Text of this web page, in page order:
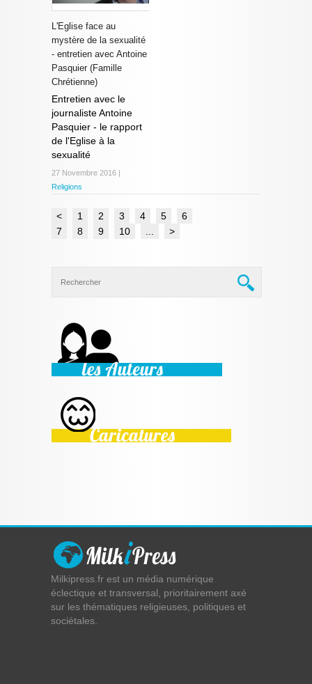
L'Eglise face au
mystère de la sexualité
- entretien avec Antoine
Pasquier (Famille
Chrétienne)
Entretien avec le
journaliste Antoine
Pasquier - le rapport
de l'Eglise à la
sexualité
27 Novembre 2016 |
Religions
< 1 2 3 4 5
6
7
8 9 10 >
Milkipress.fr est un média numérique
éclectique et transversal, prioritairement axé
sur les thématiques religieuses, politiques et
sociétales.